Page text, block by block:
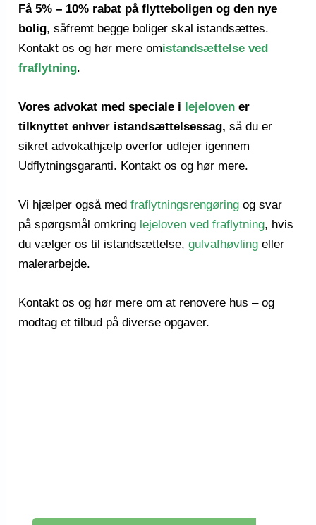
Få 5% – 10% rabat på flytteboligen og den nye
bolig, såfremt begge boliger skal istandsættes.
Kontakt os og hør mere omistandsættelse ved
fraflytning.
Vores advokat med speciale i lejeloven er
tilknyttet enhver istandsættelsessag, så du er
sikret advokathjælpoverfor udlejer igennem
Udflytningsgaranti. Kontakt os og hør mere.
Vi hjælper også medfraflytningsrengøring og svar
på spørgsmål omkring lejeloven ved fraflytning, hvis
du vælger os til istandsættelse,gulvafhøvling eller
malerarbejde.
Kontakt os og hør mere om at renovere hus – og
modtag et tilbud på diverse opgaver.